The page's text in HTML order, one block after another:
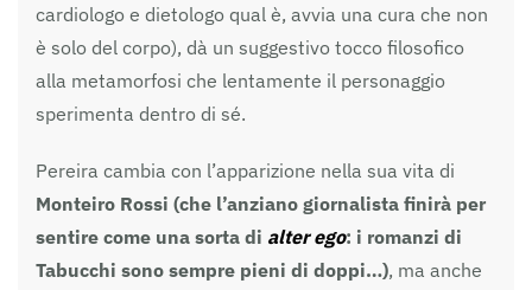
cardiologo e dietologo qual è, avvia una cura che non
è solo del corpo), dà un suggestivo tocco filosofico
alla metamorfosi che lentamente il personaggio
sperimenta dentro di sé.
Pereira cambia con l’apparizione nella sua vita di
Monteiro Rossi (che l’anziano giornalista finirà per
sentire come una sorta di alter ego: i romanzi di
Tabucchi sono sempre pieni di doppi…), ma anche